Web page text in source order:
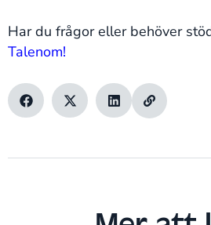
Har du frågor eller behöver
Talenom!